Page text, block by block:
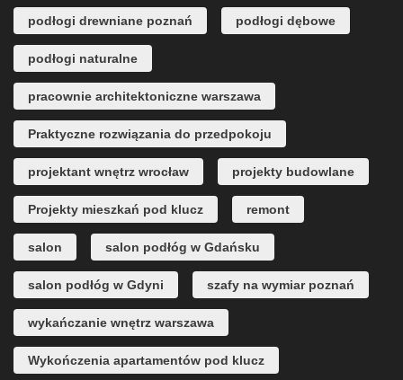
podłogi drewniane poznań podłogi dębowe
podłogi naturalne
pracownie architektoniczne warszawa
Praktyczne rozwiązania do przedpokoju
projektant wnętrz wrocław projekty budowlane
Projekty mieszkań pod klucz remont
salon salon podłóg w Gdańsku
salon podłóg w Gdyni szafy na wymiar poznań
wykańczanie wnętrz warszawa
Wykończenia apartamentów pod klucz